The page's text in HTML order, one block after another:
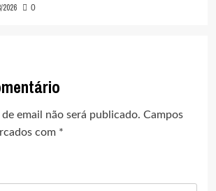
2026 0
email não será publicado. Campos
com *